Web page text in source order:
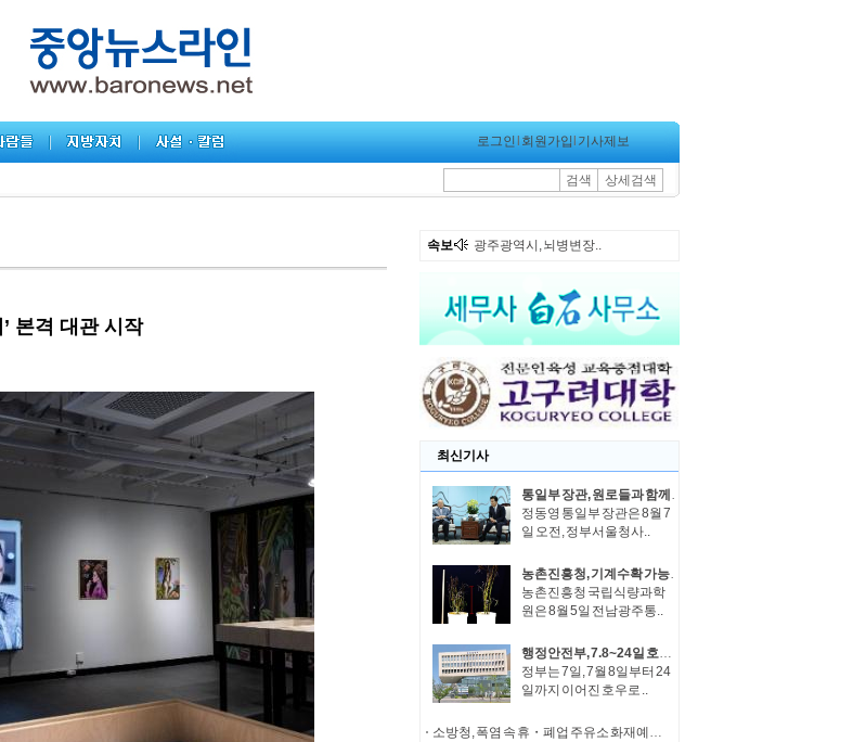
로그인 회원가입 기사제보
검색 상세검색
속보 광주광역시, 뇌병변장..
최신기사
통일부 장관, 원로들과 함께 '한반도 평화공존 발전구상' 공감대 형성 방안 논의
정동영 통일부 장관은 8월 7
일 오전, 정부서울청사..
농촌진흥청, 기계수확 가능한 녹두 새 품종 '채흔' 현장 평가회
농촌진흥청 국립식량과학
원은 8월 5일 전남광주통..
행정안전부, 7.8~24일 호우 피해 특별재난지역 선포
정부는 7일, 7월 8일부터 24
일까지 이어진 호우로 ..
소방청, 폭염 속 휴・폐업 주유소 화재예방에 총력